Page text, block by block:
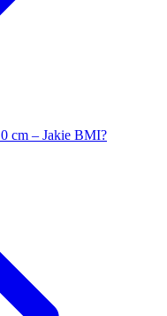
cm – Jakie BMI?